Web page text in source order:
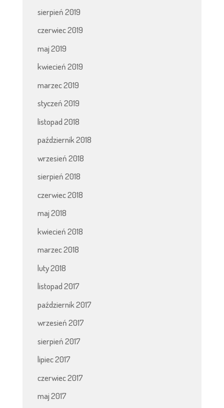
sierpień 2019
czerwiec 2019
maj 2019
kwiecień 2019
marzec 2019
styczeń 2019
listopad 2018
październik 2018
wrzesień 2018
sierpień 2018
czerwiec 2018
maj 2018
kwiecień 2018
marzec 2018
luty 2018
listopad 2017
październik 2017
wrzesień 2017
sierpień 2017
lipiec 2017
czerwiec 2017
maj 2017